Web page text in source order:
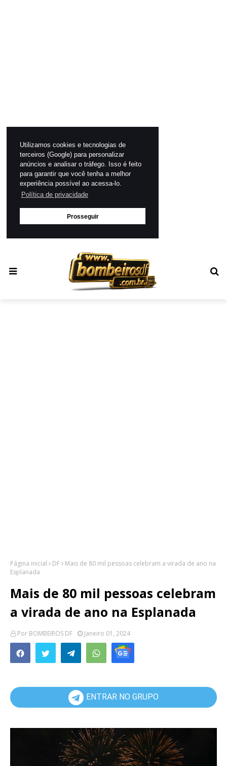
Utilizamos cookies e tecnologias de
terceiros (Google) para personalizar
anúncios e analisar o tráfego. Isso é feito
para garantir que você tenha a melhor
experiência possível ao acessa-lo.
Política de privacidade
Prosseguir
Página inicial DF
Mais de 80 mil pessoas celebram a virada de ano na
Esplanada
Mais de 80 mil pessoas celebram
a virada de ano na Esplanada
Por BOMBEIROS DF Janeiro 01, 2024
ENTRAR NO GRUPO